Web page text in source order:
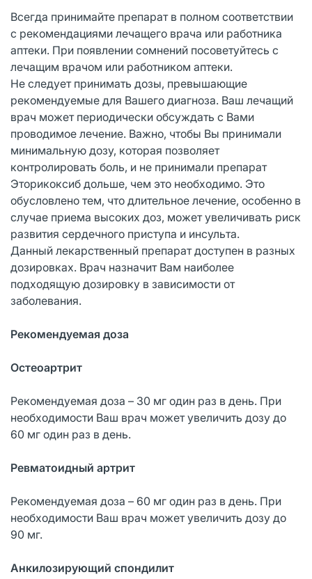
Всегда принимайте препарат в полном соответствии
с рекомендациями лечащего врача или работника
аптеки. При появлении сомнений посоветуйтесь с
лечащим врачом или работником аптеки.
Не следует принимать дозы, превышающие
рекомендуемые для Вашего диагноза. Ваш лечащий
врач может периодически обсуждать с Вами
проводимое лечение. Важно, чтобы Вы принимали
минимальную дозу, которая позволяет
контролировать боль, и не принимали препарат
Эторикоксиб дольше, чем это необходимо. Это
обусловлено тем, что длительное лечение, особенно в
случае приема высоких доз, может увеличивать риск
развития сердечного приступа и инсульта.
Данный лекарственный препарат доступен в разных
дозировках. Врач назначит Вам наиболее
подходящую дозировку в зависимости от
заболевания.
Рекомендуемая доза
Остеоартрит
Рекомендуемая доза – 30 мг один раз в день. При
необходимости Ваш врач может увеличить дозу до
60 мг один раз в день.
Ревматоидный артрит
Рекомендуемая доза – 60 мг один раз в день. При
необходимости Ваш врач может увеличить дозу до
90 мг.
Анкилозирующий спондилит